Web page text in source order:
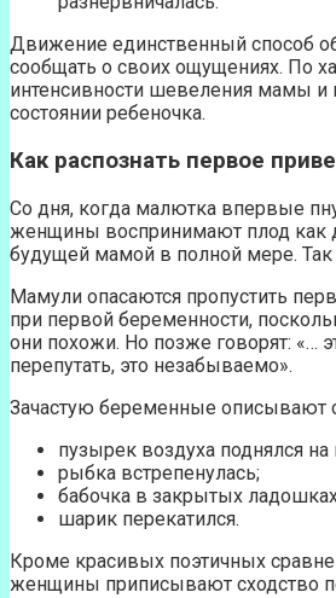
Движение единственный способ
сообщать о своих ощущениях. По
интенсивности шевеления мамы и
состоянии ребеночка.
Как распознать первое
Со дня, когда малютка впервые
женщины воспринимают плод как
будущей мамой в полной мере. Так
Мамули опасаются пропустить
при первой беременности,
они похожи. Но позже говорят: «…
перепутать, это незабываемо».
Зачастую беременные описывают
пузырек воздуха поднялся на
рыбка встрепенулась;
бабочка в закрытых
шарик перекатился.
Кроме красивых поэтичных
женщины приписывают сходство